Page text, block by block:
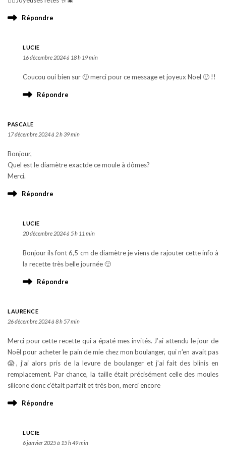
Répondre
LUCIE
16 décembre 2024 à 18 h 19 min
Coucou oui bien sur 🙂 merci pour ce message et joyeux Noel 🙂 !!
Répondre
PASCALE
17 décembre 2024 à 2 h 39 min
Bonjour,
Quel est le diamètre exactde ce moule à dômes?
Merci.
Répondre
LUCIE
20 décembre 2024 à 5 h 11 min
Bonjour ils font 6,5 cm de diamètre je viens de rajouter cette info à
la recette très belle journée 🙂
Répondre
LAURENCE
26 décembre 2024 à 8 h 57 min
Merci pour cette recette qui a épaté mes invités. J’ai attendu le jour de
Noël pour acheter le pain de mie chez mon boulanger, qui n’en avait pas
😱, j’ai alors pris de la levure de boulanger et j’ai fait des blinis en
remplacement. Par chance, la taille était précisément celle des moules
silicone donc c’était parfait et très bon, merci encore
Répondre
LUCIE
6 janvier 2025 à 15 h 49 min